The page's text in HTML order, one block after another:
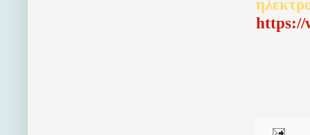
https://